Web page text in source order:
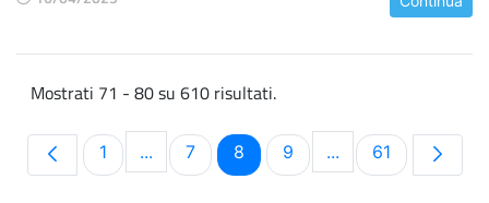
Mostrati 71 - 80 su 610 risultati.
Pagina
1 ...Pagine intermedie Use TAB to navigate.
Pagina
7 Pagina
8 Pagina
9 ...Pagine intermedie
Pagina
61